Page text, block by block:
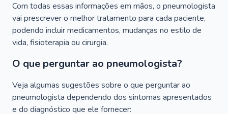
Com todas essas informações em mãos, o pneumologista
vai prescrever o melhor tratamento para cada paciente,
podendo incluir medicamentos, mudanças no estilo de
vida, fisioterapia ou cirurgia.
O que perguntar ao pneumologista?
Veja algumas sugestões sobre o que perguntar ao
pneumologista dependendo dos sintomas apresentados
e do diagnóstico que ele fornecer: